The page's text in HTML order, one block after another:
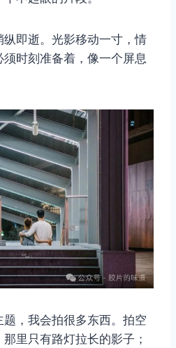
即逝。光影移动一寸，情
时刻准备着，像一个屏息
，我会拍很多东西。拍空
里只有路灯拉长的影子；